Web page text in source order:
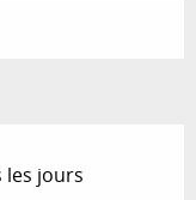
les jours